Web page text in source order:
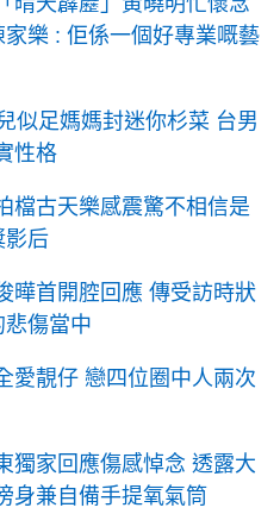
樂 : 佢係一個好專業嘅藝
似足媽媽封迷你杉菜 台男
性格
檔古天樂感震驚不相信是
影后
曄首開腔回應 傳受訪時狀
傷當中
愛靚仔 戀四位圈中人兩次
獨家回應傷感悼念 透露大
身兼自備手提氧氣筒